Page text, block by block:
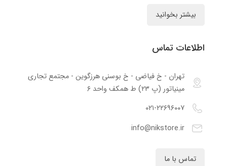
بیشتر بخوانید
اطلاعات تماس
تهران - خ فیاضی - خ بوسنی هرزگوین - مجتمع تجاری
مینیاتور (پ ۲۳) ط همکف واحد ۶
۰۲۱-۲۲۶۹۶۰۰۷
info@nikstore.ir
تماس با ما